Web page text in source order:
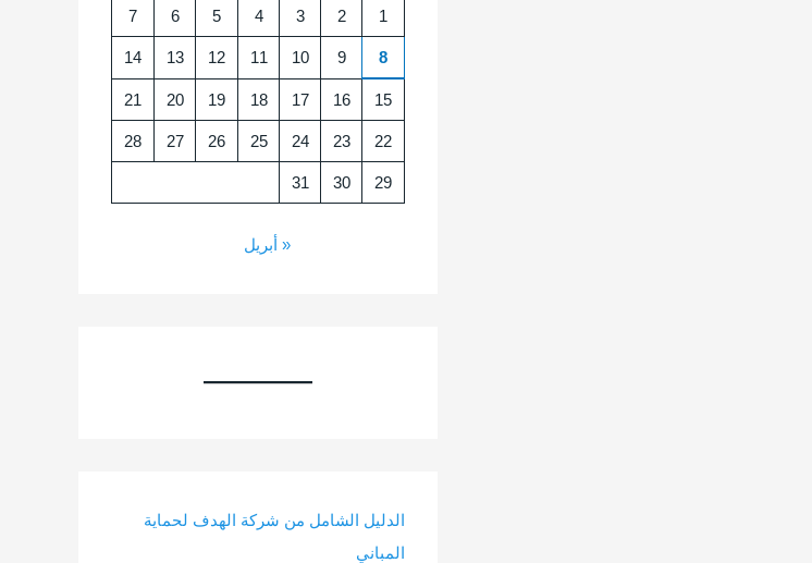
1
2
3
4
5
6
7
8
9
10
11
12
13
14
15
16
17
18
19
20
21
22
23
24
25
26
27
28
29
30
31
« أبريل
الدليل الشامل من شركة الهدف لحماية
المباني